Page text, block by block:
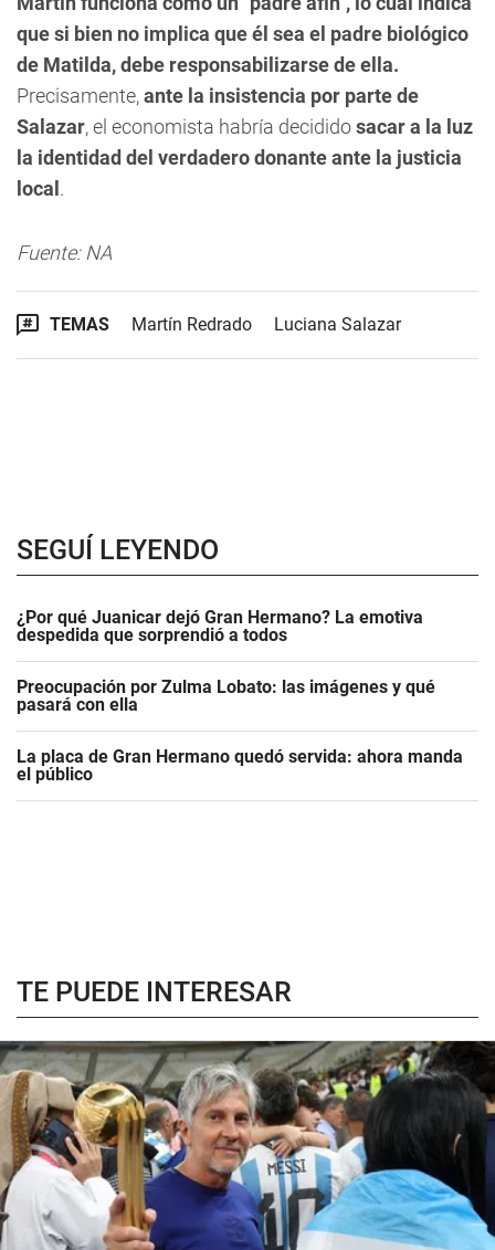
que si bien no implica que él sea el padre biológico
de Matilda, debe responsabilizarse de ella.
Precisamente,ante la insistencia por parte de
Salazar, el economista habría decididosacar a la luz
la identidad del verdadero donante ante la justicia
local .
Fuente: NA
TEMAS Martín Redrado Luciana Salazar
SEGUÍ LEYENDO
¿Por qué Juanicar dejó Gran Hermano? La emotiva
despedida que sorprendió a todos
Preocupación por Zulma Lobato: las imágenes y qué
pasará con ella
La placa de Gran Hermano quedó servida: ahora manda
el público
TE PUEDE INTERESAR